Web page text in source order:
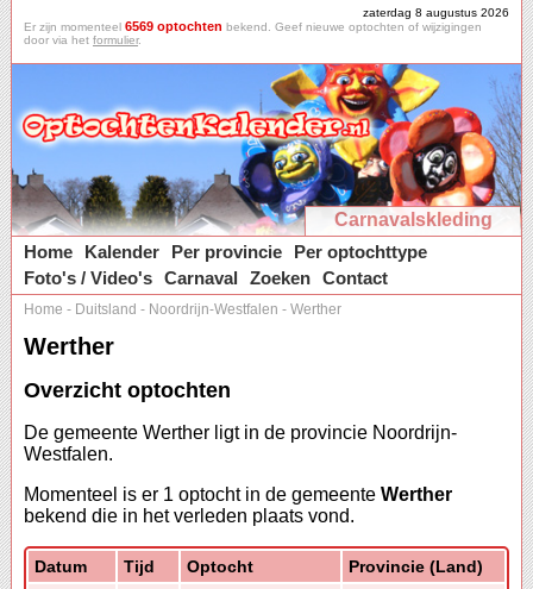
zaterdag 8 augustus 2026
Er zijn momenteel 6569 optochten bekend. Geef nieuwe optochten of wijzigingen
door via het formulier.
Carnavalskleding
Home
Kalender Per provincie
Per optochttype
Foto's / Video's Carnaval Zoeken Contact
Home - Duitsland - Noordrijn-Westfalen - Werther
Werther
Overzicht optochten
De gemeente Werther ligt in de provincie Noordrijn-
Westfalen.
Momenteel is er 1 optocht in de gemeente Werther
bekend die in het verleden plaats vond.
Datum Tijd Optocht Provincie (Land)